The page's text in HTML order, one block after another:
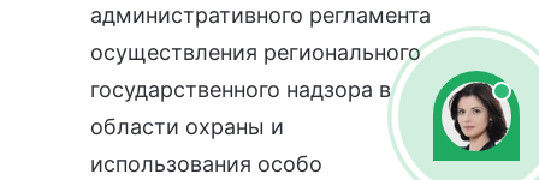
административного регламента
осуществления регионального
государственного надзора в
области охраны и
использования особо